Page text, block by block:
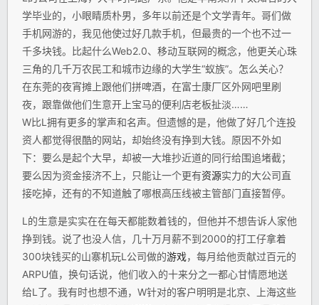
学毕业的，小眼睛质朴男，多年以前还是个文学青年。哥们做
手机网游的，我见他使过好几款手机，但最贵的一个也不过一
千多块钱。比起什么Web2.0、移动互联网的概念，他更关心珠
三角的几千万农民工和城市边缘的大学生“蚁族”。怎么关心？
在东莞的夜宵摊上跟他们拼啤酒，在富士康厂区外网吧里刷
夜，跟靠做他们生意开上宝马的便利店老板扯淡……
W比L拥有更多的掌声和名声。但遗憾的是，他做了好几个连投
资人都觉得很酷的网站，却始终没有挣到大钱。原因不外如
下：要么是起个大早，却被一大堆抄近道的同行给围追堵截；
要么因为资金接济不上，只能让一个更有资源实力的大公司直
接吃掉，还有的不知道触了哪根高压线被主管部门直接暂停。
L的生意是实实在在每天都能数着钱的，但他并不想告诉人家他
挣到钱。说了也没人信，几十万月薪不到2000的打工仔拿着
300块钱买的山寨机玩L公司做的游戏，每月给他贡献过百元的
ARPU值，换句话说，他们收入的十来分之一都心甘情愿地送
给L了。我有时也想不通，W针对的客户明明是北京、上海这些